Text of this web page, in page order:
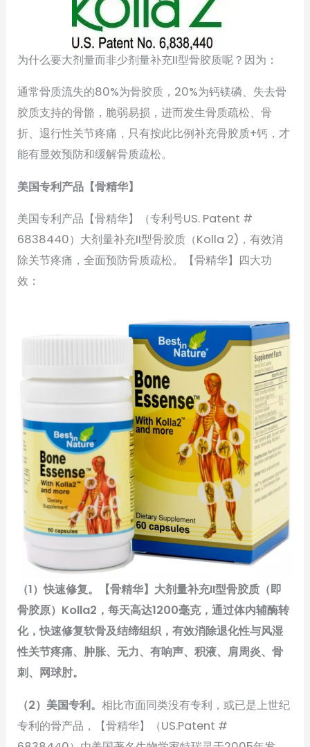
为什么要大剂量而非少剂量补充II型骨胶质呢？因为：
通常骨质流失的80%为骨胶质，20%为钙镁磷、失去骨
胶质支持的骨骼，脆弱易损，进而发生骨质疏松、骨
折、退行性关节疼痛，只有按此比例补充骨胶质+钙，才
能有显效预防和缓解骨质疏松。
美国专利产品 【骨精华】
美国专利产品【骨精华】（专利号US. Patent #
6838440）大剂量补充II型骨胶质（Kolla 2)，有效消
除关节疼痛，全面预防骨质疏松。【骨精华】四大功
效：
（1）快速修复。【骨精华】大剂量补充II型骨胶质（即
骨胶原）Kolla2，每天高达1200毫克，通过体内辅酶转
化，快速修复软骨及结缔组织，有效消除退化性与风湿
性关节疼痛、肿胀、无力、有响声、积液、肩周炎、骨
刺、网球肘。
（2）美国专利。相比市面同类没有专利，或已是上世纪
专利的骨产品，【骨精华】（US.Patent #